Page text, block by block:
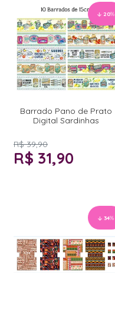
20%
Barrado Pano de Prato
Digital Sardinhas
R$ 39,90
R$ 31,90
34%